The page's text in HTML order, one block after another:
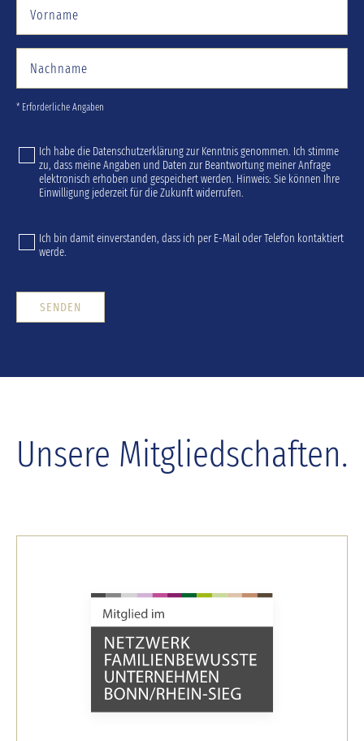
* Erforderliche Angaben
Ich habe die Datenschutzerklärungzur Kenntnis genommen. Ich stimme
zu, dass meine Angaben und Daten zur Beantwortung meiner Anfrage
elektronisch erhoben und gespeichert werden. Hinweis: Sie können Ihre
Einwilligung jederzeit für die Zukunft widerrufen.
Ich bin damit einverstanden, dass ich per E-Mail oder Telefon kontaktiert
werde.
SENDEN
Unsere Mitgliedschaften.